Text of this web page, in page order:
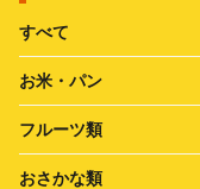
すべて
お米・パン
フルーツ類
おさかな類